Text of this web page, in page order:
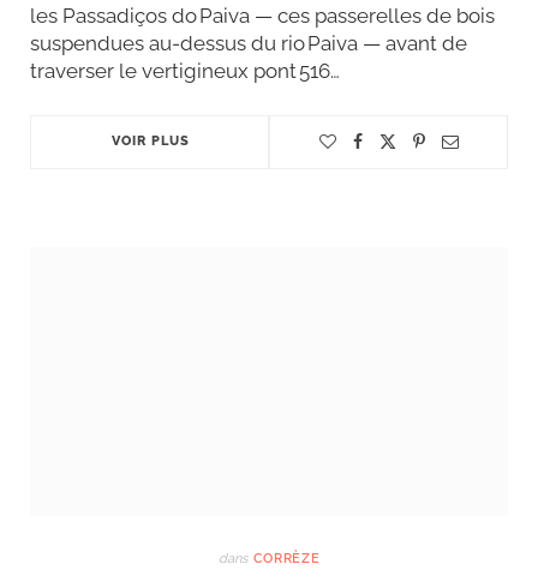
les Passadiços do Paiva — ces passerelles de bois
suspendues au‑dessus du rio Paiva — avant de
traverser le vertigineux pont 516…
VOIR PLUS
dans CORRÈZE